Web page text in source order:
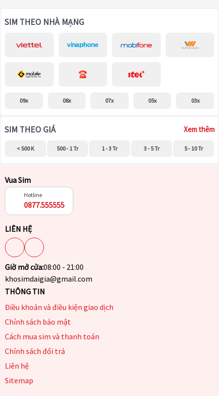
SIM THEO NHÀ MẠNG
09x 08x 07x 05x 03x
SIM THEO GIÁ Xem thêm
< 500 K 500 - 1 Tr 1 - 3 Tr 3 - 5 Tr 5 - 10 Tr
Vua Sim
Hotline
0877.555555
LIÊN HỆ
Giờ mở cửa:08:00 - 21:00
khosimdaigia@gmail.com
THÔNG TIN
Điều khoản và điều kiện giao dịch
Chính sách bảo mật
Cách mua sim và thanh toán
Chính sách đổi trả
Liên hệ
Sitemap